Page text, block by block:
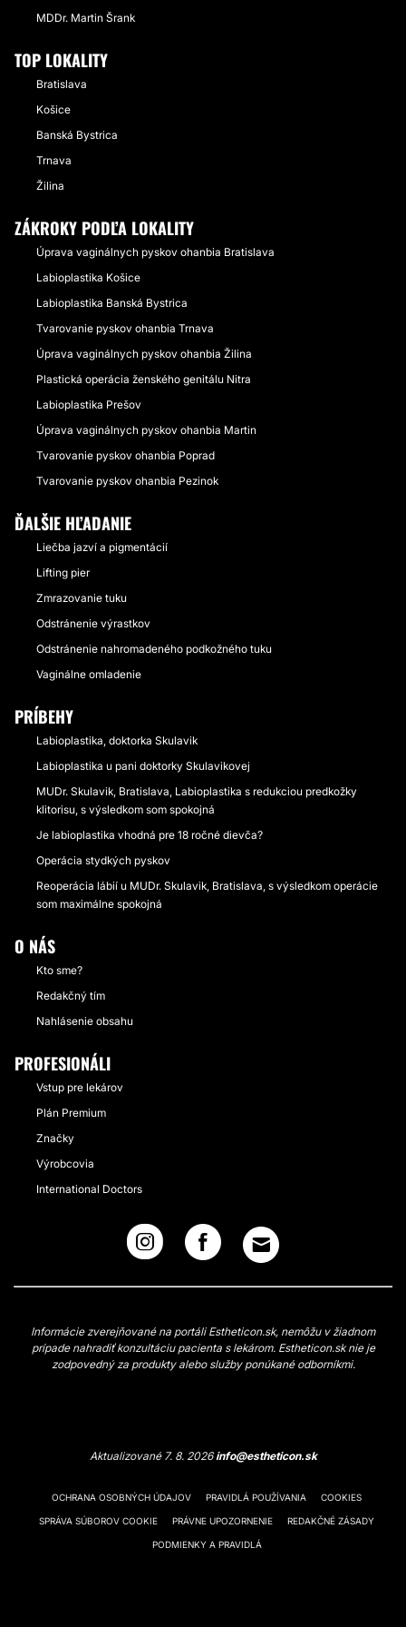
MDDr. Martin Šrank
TOP LOKALITY
Bratislava
Košice
Banská Bystrica
Trnava
Žilina
ZÁKROKY PODĽA LOKALITY
Úprava vaginálnych pyskov ohanbia Bratislava
Labioplastika Košice
Labioplastika Banská Bystrica
Tvarovanie pyskov ohanbia Trnava
Úprava vaginálnych pyskov ohanbia Žilina
Plastická operácia ženského genitálu Nitra
Labioplastika Prešov
Úprava vaginálnych pyskov ohanbia Martin
Tvarovanie pyskov ohanbia Poprad
Tvarovanie pyskov ohanbia Pezinok
ĎALŠIE HĽADANIE
Liečba jazví a pigmentácií
Lifting pier
Zmrazovanie tuku
Odstránenie výrastkov
Odstránenie nahromadeného podkožného tuku
Vaginálne omladenie
PRÍBEHY
Labioplastika, doktorka Skulavik
Labioplastika u pani doktorky Skulavikovej
MUDr. Skulavik, Bratislava, Labioplastika s redukciou predkožky
klitorisu, s výsledkom som spokojná
Je labioplastika vhodná pre 18 ročné dievča?
Operácia stydkých pyskov
Reoperácia lábií u MUDr. Skulavik, Bratislava, s výsledkom operácie
som maximálne spokojná
O NÁS
Kto sme?
Redakčný tím
Nahlásenie obsahu
PROFESIONÁLI
Vstup pre lekárov
Plán Premium
Značky
Výrobcovia
International Doctors
Informácie zverejňované na portáli Estheticon.sk, nemôžu v žiadnom
prípade nahradiť konzultáciu pacienta s lekárom. Estheticon.sk nie je
zodpovedný za produkty alebo služby ponúkané odborníkmi.
Aktualizované 7. 8. 2026info@estheticon.sk
OCHRANA OSOBNÝCH ÚDAJOV PRAVIDLÁ POUŽÍVANIA COOKIES
SPRÁVA SÚBOROV COOKIE PRÁVNE UPOZORNENIE REDAKČNÉ ZÁSADY
PODMIENKY A PRAVIDLÁ